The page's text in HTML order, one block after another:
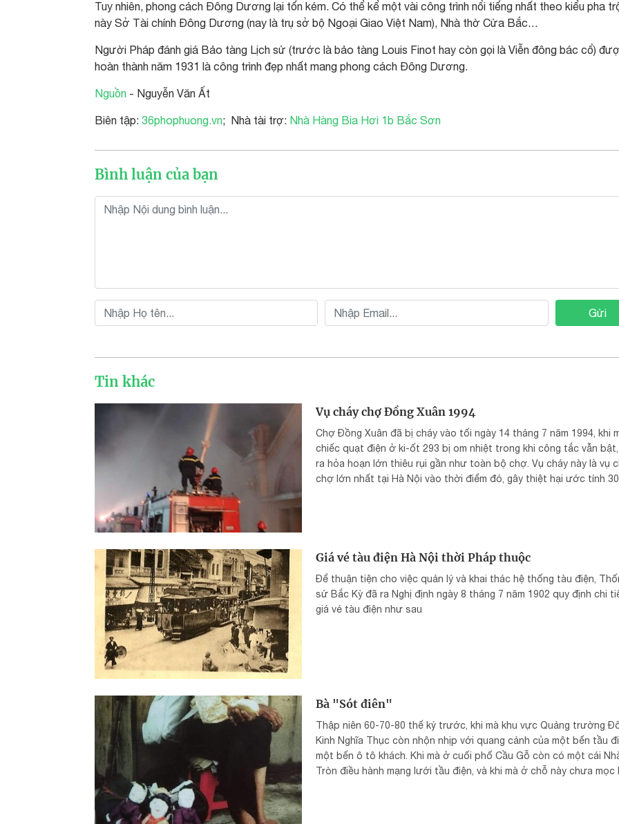
Tuy nhiên, phong cách Đông Dương lại tốn kém. Có thể kể một vài công trình nổi tiếng nhất theo kiểu pha
này Sở Tài chính Đông Dương (nay là trụ sở bộ Ngoại Giao Việt Nam), Nhà thờ Cửa Bắc…
Người Pháp đánh giá Bảo tàng Lịch sử (trước là bảo tàng Louis Finot hay còn gọi là Viễn đông bác cổ)
hoàn thành năm 1931 là công trình đẹp nhất mang phong cách Đông Dương.
Nguồn - Nguyễn Văn Ất
Biên tập: 36phophuong.vn; Nhà tài trợ: Nhà Hàng Bia Hơi 1b Bắc Sơn
Bình luận của bạn
Gửi
Tin khác
Vụ cháy chợ Đồng Xuân 1994
Chợ Đồng Xuân đã bị cháy vào tối ngày 14 tháng 7 năm 1994, khi
chiếc quạt điện ở ki-ốt 293 bị om nhiệt trong khi công tắc vẫn
ra hỏa hoạn lớn thiêu rụi gần như toàn bộ chợ. Vụ cháy này là vụ
chợ lớn nhất tại Hà Nội vào thời điểm đó, gây thiệt hại ước tính
Giá vé tàu điện Hà Nội thời Pháp thuộc
Để thuận tiện cho việc quản lý và khai thác hệ thống tàu điện,
sứ Bắc Kỳ đã ra Nghị định ngày 8 tháng 7 năm 1902 quy định chi
giá vé tàu điện như sau
Bà "Sót điên"
Thập niên 60-70-80 thế kỷ trước, khi mà khu vực Quảng trường
Kinh Nghĩa Thục còn nhộn nhịp với quang cảnh của một bến tầu
một bến ô tô khách. Khi mà ở cuối phố Cầu Gỗ còn có một cái
Tròn điều hành mạng lưới tầu điện, và khi mà ở chỗ này chưa mọc